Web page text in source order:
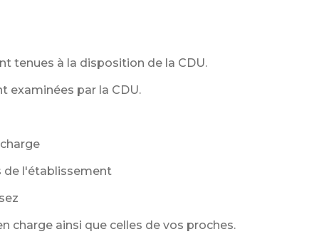
tenues à la disposition de la CDU.
examinées par la CDU.
de l'établissement
charge ainsi que celles de vos proches.